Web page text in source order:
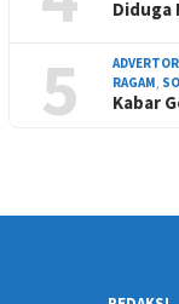
Diduga
5
RAGAM,
Kabar